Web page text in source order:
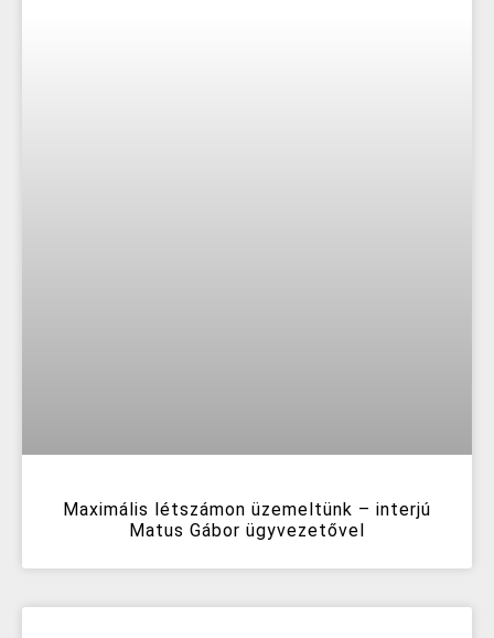
Maximális létszámon üzemeltünk – interjú
Matus Gábor ügyvezetővel